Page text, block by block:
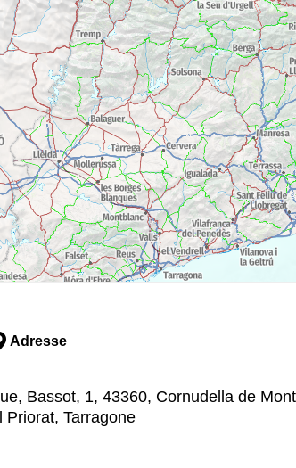
Adresse
Bassot, 1, 43360, Cornudella de
Priorat, Tarragone